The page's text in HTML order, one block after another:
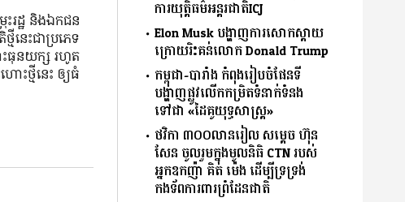
រដ្ឋ និងឯកជន
នេះជាប្រភេទ
ះធុនយក្ស រហូត
ះថ្មីនេះ ឲ្យធំ
ការយុតិ្តធម៌អន្តរជាតិICJ
Elon Musk បង្ហាញការសោកស្ដាយ
ក្រោយរិះគន់លោក Donald Trump
កម្ពុជា-បារាំង កំពុងរៀបចំផែនទី
បង្ហាញផ្លូវលើកកម្រិតទំនាក់ទំនង
ទៅជា «ដៃគូយុទ្ធសាស្ត្រ»
ថវិកា ៣០០លានរៀល សម្តេច ហ៊ុន
សែន ចូលរួមក្នុងមូលនិធិ CTN របស់
អ្នកឧកញ៉ា គិត ម៉េង ដើម្បីទ្រទ្រង់
កងទ័ពការពារព្រំដែនជាតិ